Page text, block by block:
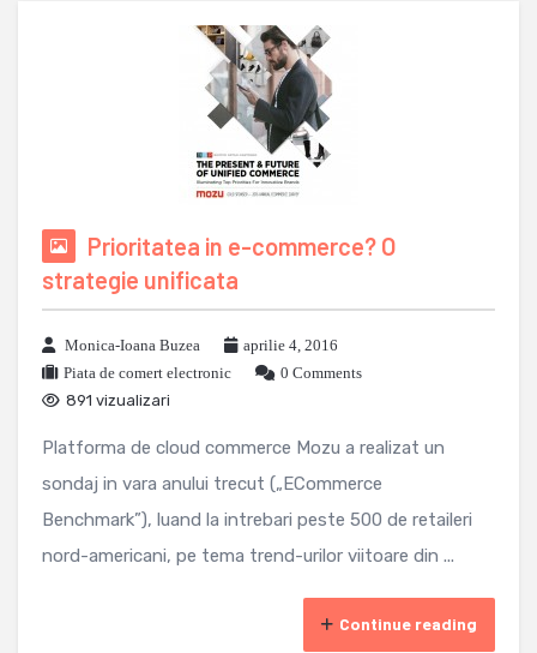
Prioritatea in e-commerce? O
strategie unificata
Monica-Ioana Buzea
aprilie 4, 2016
Piata de comert electronic
0 Comments
891 vizualizari
Platforma de cloud commerce Mozu a realizat un
sondaj in vara anului trecut („ECommerce
Benchmark”), luand la intrebari peste 500 de retaileri
nord-americani, pe tema trend-urilor viitoare din ...
Continue reading